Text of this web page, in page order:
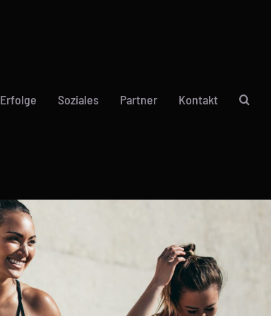
Erfolge Soziales Partner Kontakt